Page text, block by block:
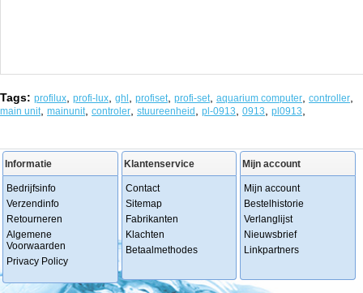
Tags: profilux profi-lux ghl profiset profi-set aquarium computer controller
main unit mainunit controler stuureenheid pl-0913 0913 pl0913
Informatie
Bedrijfsinfo
Verzendinfo
Retourneren
Algemene
Voorwaarden
Privacy Policy
Klantenservice
Contact
Sitemap
Fabrikanten
Klachten
Betaalmethodes
Mijn account
Mijn account
Bestelhistorie
Verlanglijst
Nieuwsbrief
Linkpartners